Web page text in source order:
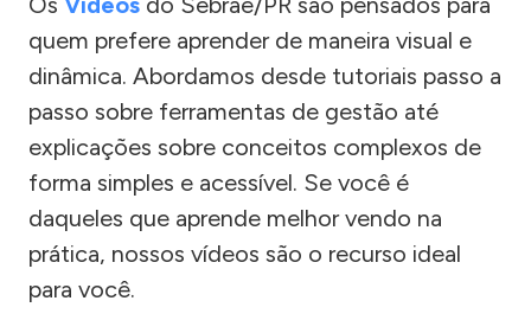
quem prefere aprender de maneira visual e
dinâmica. Abordamos desde tutoriais passo a
passo sobre ferramentas de gestão até
explicações sobre conceitos complexos de
forma simples e acessível. Se você é
daqueles que aprende melhor vendo na
prática, nossos vídeos são o recurso ideal
para você.